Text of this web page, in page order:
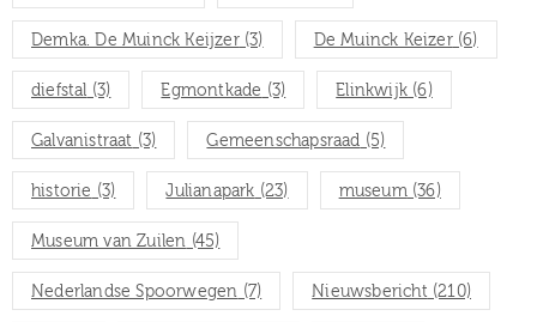
Demka. De Muinck Keijzer(3) De Muinck Keizer(6)
diefstal (3) Egmontkade (3) Elinkwijk (6)
Galvanistraat (3) Gemeenschapsraad (5)
historie (3) Julianapark (23) museum(36)
Museum van Zuilen (45)
Nederlandse Spoorwegen (7) Nieuwsbericht(210)